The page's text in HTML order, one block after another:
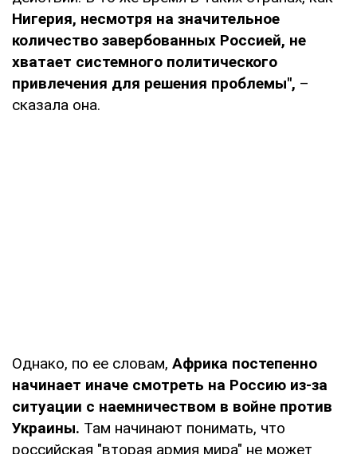
Нигерия, несмотря на значительное
количество завербованных Россией, не
хватает системного политического
привлечения для решения проблемы", –
сказала она.
Однако, по ее словам, Африка постепенно
начинает иначе смотреть на Россию из-за
ситуации с наемничеством в войне против
Украины. Там начинают понимать, что
российская "вторая армия мира" не может